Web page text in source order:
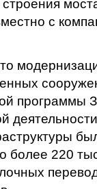
строения
с
более 220